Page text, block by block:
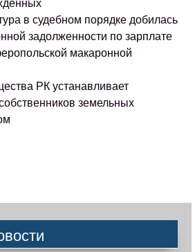
в судебном порядке добилась
задолженности по зарплате
макаронной
РК устанавливает
земельных